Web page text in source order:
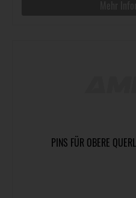
PINS FÜR OBERE